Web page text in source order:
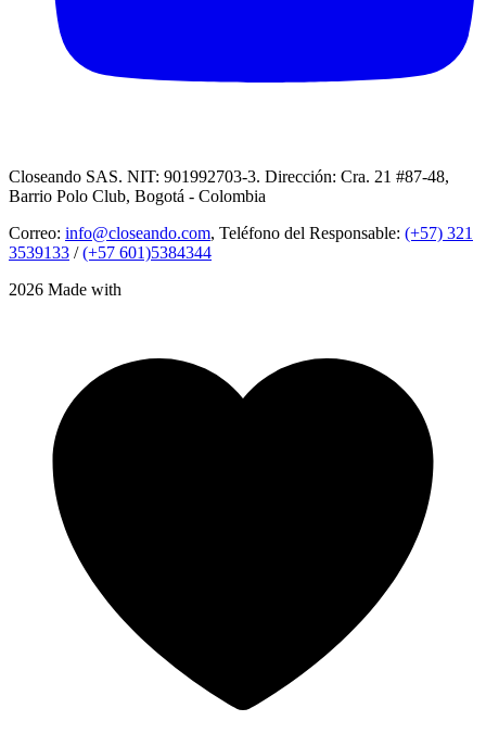
Closeando SAS. NIT: 901992703-3. Dirección: Cra. 21 #87-48,
Barrio Polo Club, Bogotá - Colombia
Correo: info@closeando.com, Teléfono del Responsable: (+57) 321
3539133 /(+57 601)5384344
2026 Made with